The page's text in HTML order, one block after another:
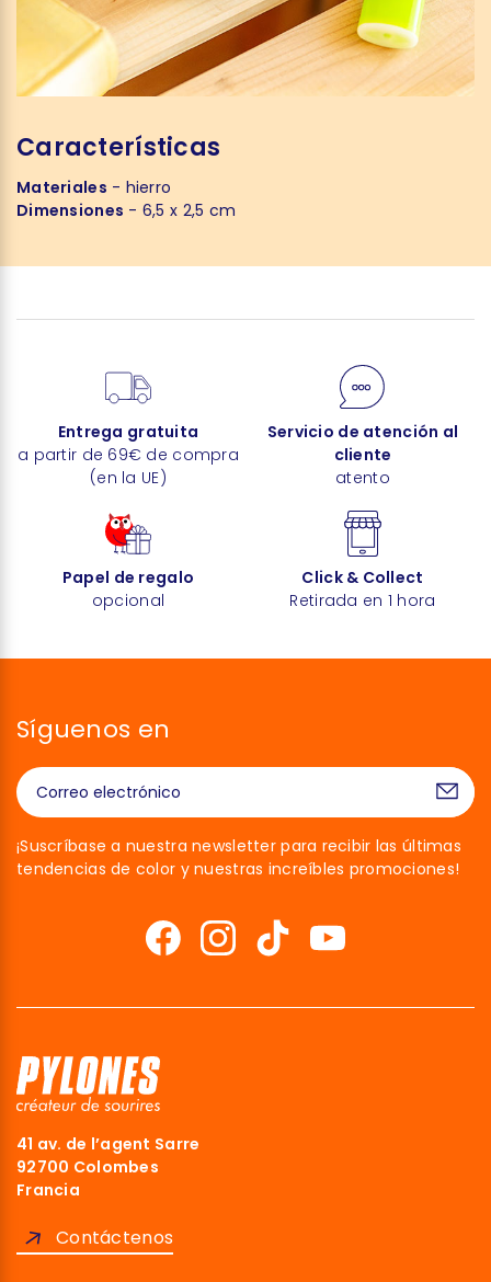
Características
Materiales - hierro
Dimensiones - 6,5 x 2,5 cm
Entrega gratuita
a partir de 69€ de compra
(en la UE)
Servicio de atención al
cliente
atento
Papel de regalo
opcional
Click & Collect
Retirada en 1 hora
Síguenos en
¡Suscríbase a nuestra newsletter para recibir las últimas
tendencias de color y nuestras increíbles promociones!
41 av. de l’agent Sarre
92700 Colombes
Francia
Contáctenos